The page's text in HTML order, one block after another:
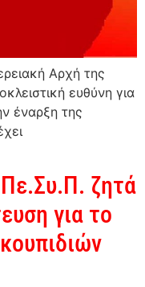
Αρχή της
ευθύνη για
έναρξη της
ζητά
για το